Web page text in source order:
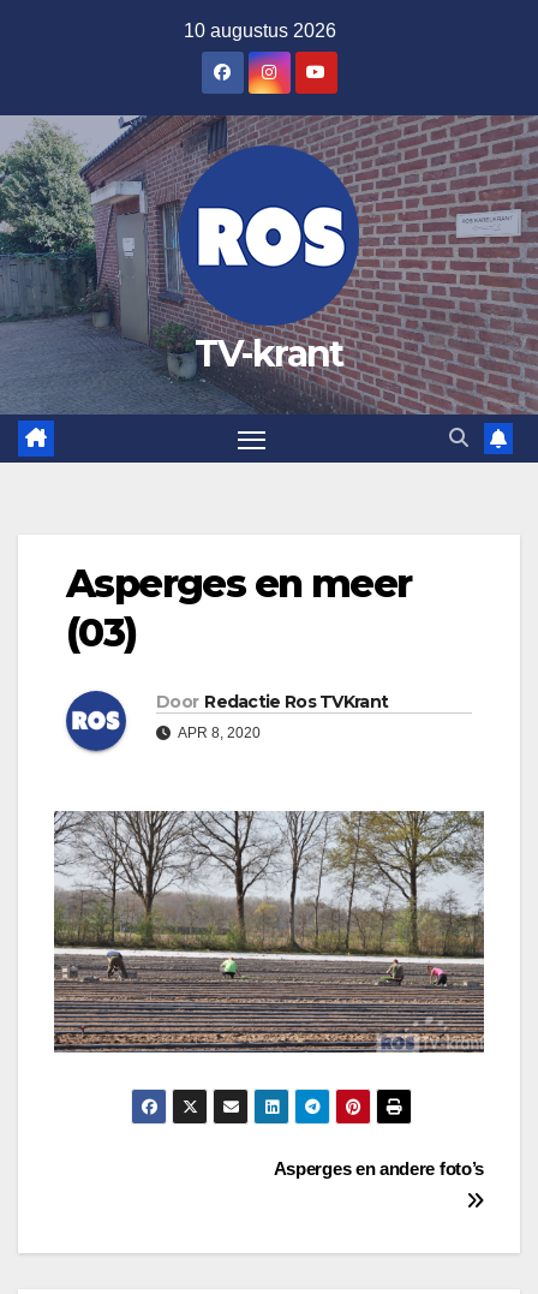
inhoud
10 augustus 2026
TV-krant
Asperges en meer
(03)
Door Redactie Ros TVKrant
APR 8, 2020
Asperges en andere foto’s